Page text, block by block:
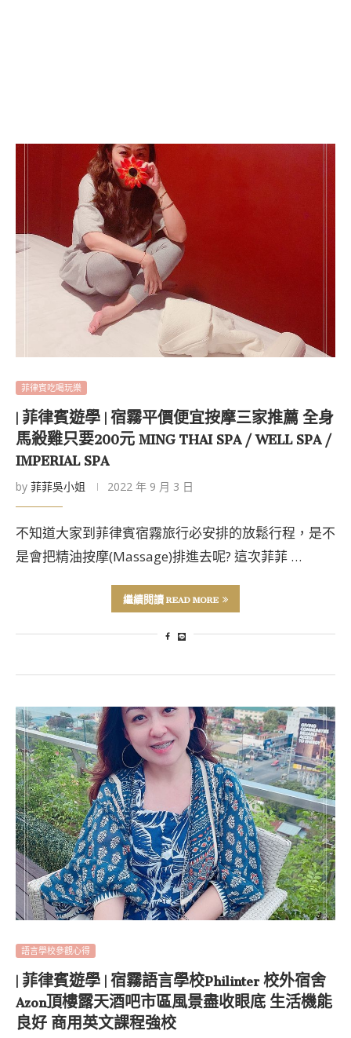
菲律賓吃喝玩樂
| 菲律賓遊學 | 宿霧平價便宜按摩三家推薦 全身
馬殺雞只要200元 MING THAI SPA / WELL SPA /
IMPERIAL SPA
by 菲菲吳小姐 2022 年 9 月 3 日
不知道大家到菲律賓宿霧旅行必安排的放鬆行程，是不
是會把精油按摩(Massage)排進去呢? 這次菲菲 …
繼續閱讀 READ MORE
語言學校參觀心得
| 菲律賓遊學 | 宿霧語言學校Philinter 校外宿舍
Azon頂樓露天酒吧市區風景盡收眼底 生活機能
良好 商用英文課程強校